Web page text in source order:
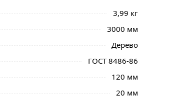
прочным материалом. В процессе
сосны сорт AB 20х120х3000 мм из
3,99 кг
3000 мм
Дерево
ГОСТ 8486-86
120 мм
20 мм